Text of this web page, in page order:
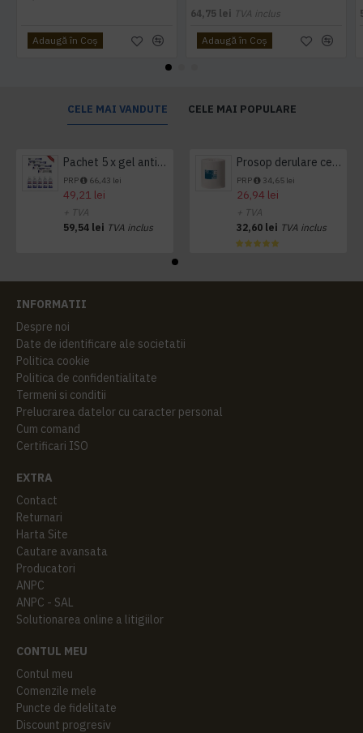
Adaugă în Coş
64,75 lei TVA inclus
Adaugă în Coş
CELE MAI VANDUTE CELE MAI POPULARE
Pachet 5 x gel antibacterian 50ml si 3 x Servetele antibacteriene 48 buc Hygienium
PRP 66,43 lei
49,21 lei
+ TVA
59,54 lei TVA inclus
Prosop derulare centrala 1 pliu, 300 m Tork
PRP 34,65 lei
26,94 lei
+ TVA
32,60 lei TVA inclus
INFORMATII
Despre noi
Date de identificare ale societatii
Politica cookie
Politica de confidentialitate
Termeni si conditii
Prelucrarea datelor cu caracter personal
Cum comand
Certificari ISO
EXTRA
Contact
Returnari
Harta Site
Cautare avansata
Producatori
ANPC
ANPC - SAL
Solutionarea online a litigiilor
CONTUL MEU
Contul meu
Comenzile mele
Puncte de fidelitate
Discount progresiv